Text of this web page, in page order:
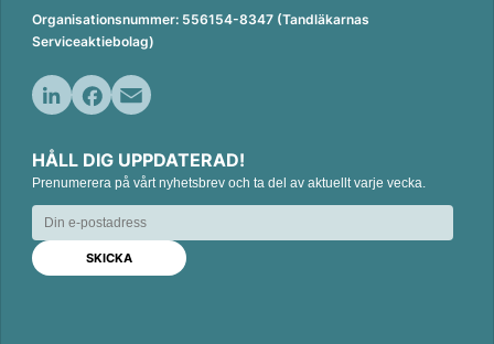
Organisationsnummer: 556154-8347 (Tandläkarnas
Serviceaktiebolag)
n
k
e
d
n
c
e
b
o
o
k
a
i
l
HÅLL DIG UPPDATERAD!
Prenumerera på vårt nyhetsbrev och ta del av aktuellt varje vecka.